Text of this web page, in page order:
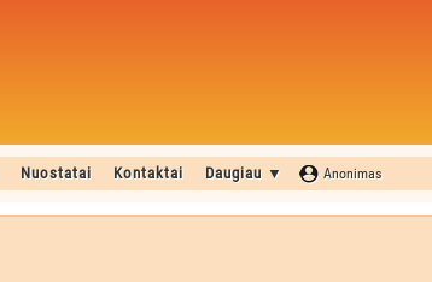
Nuostatai Kontaktai Daugiau ▼ Anonimas